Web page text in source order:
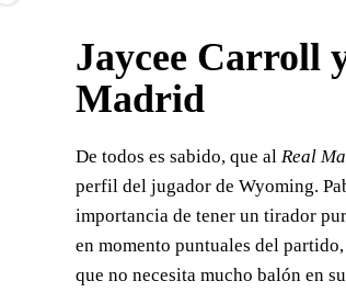
Jaycee Carroll
Madrid
De todos es sabido, que al Real
perfil del jugador de Wyoming.
importancia de tener un tirador
en momento puntuales del
que no necesita mucho balón en